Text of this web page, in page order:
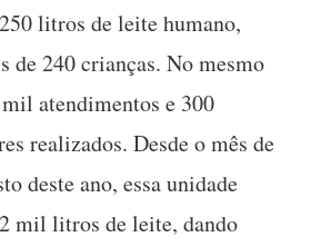
litros de leite humano,
de 240 crianças. No mesmo
atendimentos e 300
realizados. Desde o mês de
deste ano, essa unidade
mil litros de leite, dando